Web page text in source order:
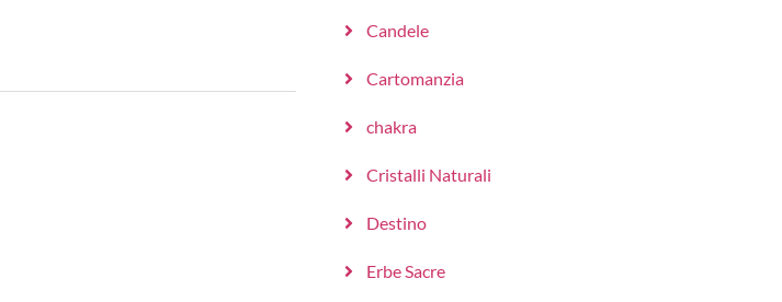
Candele
Cartomanzia
chakra
Cristalli Naturali
Destino
Erbe Sacre